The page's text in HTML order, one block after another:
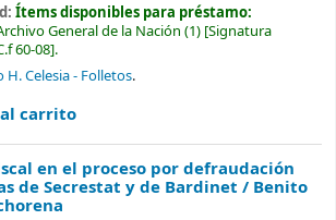
Ítems disponibles para préstamo:
General de la Nación (1) Signatura
60-08 .
H. Celesia - Folletos.
carrito
en el proceso por defraudación
de Secrestat y de Bardinet / Benito